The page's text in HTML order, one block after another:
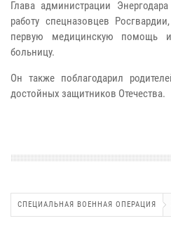
Глава администрации
работу спецназовцев
первую медицинскую помощь
больницу.
Он также поблагодарил
достойных защитников Отечества.
СПЕЦИАЛЬНАЯ ВОЕННАЯ ОПЕРАЦИЯ